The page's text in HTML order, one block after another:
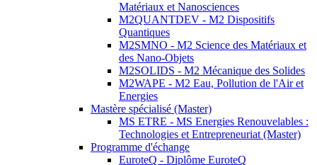
Matériaux et Nanosciences
M2QUANTDEV - M2 Dispositifs
Quantiques
M2SMNO - M2 Science des Matériaux et
des Nano-Objets
M2SOLIDS - M2 Mécanique des Solides
M2WAPE - M2 Eau, Pollution de l'Air et
Energies
Mastère spécialisé (Master)
MS ETRE - MS Energies Renouvelables :
Technologies et Entrepreneuriat (Master)
Programme d'échange
EuroteQ - Diplôme EuroteQ